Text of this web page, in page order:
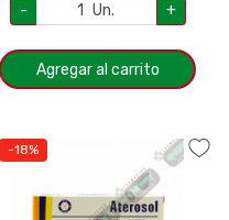
-
Un. +
Agregar al carrito
-18%